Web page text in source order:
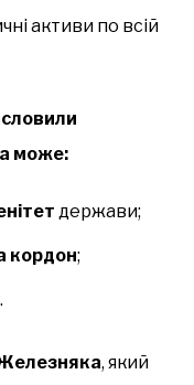
активи по всій
може:
держави;
кордон;
.
, який